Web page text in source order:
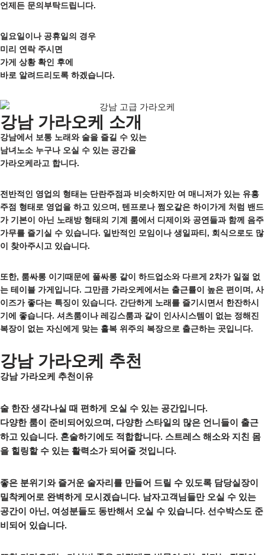
언제든 문의부탁드립니다.
일요일이나 공휴일의 경우
미리 연락 주시면
가게 상황 확인 후에
바로 알려드리도록 하겠습니다.
강남 가라오케 소개
강남에서 보통 노래와 술을 즐길 수 있는
남녀노소 누구나 오실 수 있는 공간을
가라오케라고 합니다.
전반적인 영업의 형태는 단란주점과 비슷하지만 여 매니저가 있는 유흥
주점 형태로 영업을 하고 있으며, 텐프로나 쩜오같은 하이가게 처럼 밴드
가 기본이 아닌 노래방 형태의 기계 룸에서 디제이와 공연들과 함께 음주
가무를 즐기실 수 있습니다. 일반적인 모임이나 생일파티, 회식으로도 많
이 찾아주시고 있습니다.
또한, 룸싸롱 이기때문에 풀싸롱 같이 하드업소와 다르게 2차가 일절 없
는 테이블 가게입니다. 그만큼 가라오케에서는 출근률이 높은 편이며, 사
이즈가 좋다는 특징이 있습니다. 간단하게 노래를 즐기시면서 한잔하시
기에 좋습니다. 셔츠룸이나 레깅스룸과 같이 인사시스템이 없는 정해진
복장이 없는 자신에게 맞는 홀복 위주의 복장으로 출근하는 곳입니다.
강남 가라오케 추천
강남 가라오케 추천이유
술 한잔 생각나실 때 편하게 오실 수 있는 공간입니다.
다양한 룸이 준비되어있으며, 다양한 스타일의 많은 언니들이 출근
하고 있습니다. 혼술하기에도 적합합니다. 스트레스 해소와 지친 몸
을 힐링할 수 있는 활력소가 되어줄 것입니다.
좋은 분위기와 즐거운 술자리를 만들어 드릴 수 있도록 담당실장이
밀착케어로 완벽하게 모시겠습니다. 남자고객님들만 오실 수 있는
공간이 아닌, 여성분들도 동반해서 오실 수 있습니다. 선수박스도 준
비되어 있습니다.